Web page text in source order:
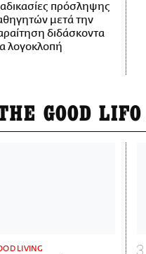
πρόσληψης
μετά την
διδάσκοντα
λογοκλοπή
GOOD LIFO
LIVING